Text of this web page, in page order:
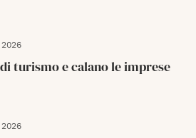
2026
turismo e calano le imprese
2026